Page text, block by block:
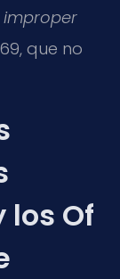
improper
que no
los Of